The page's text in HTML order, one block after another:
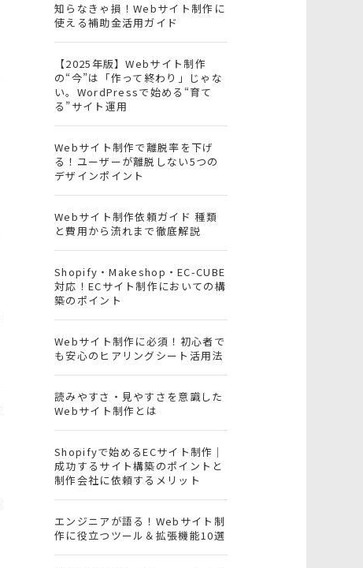
知らなきゃ損！Webサイト制作に
使える補助金活用ガイド
【2025年版】Webサイト制作
の“今”は「作って終わり」じゃな
い。WordPressで始める“育て
る”サイト運用
Webサイト制作で離脱率を下げ
る！ユーザーが離脱しない5つの
デザインポイント
Webサイト制作依頼ガイド 種類
と費用から流れまで徹底解説
Shopify・Makeshop・EC-CUBE
対応！ECサイト制作においての構
築のポイント
Webサイト制作に必須！初心者で
も安心のヒアリングシート活用法
読みやすさ・見やすさを意識した
Webサイト制作とは
Shopifyで始めるECサイト制作｜
成功するサイト構築のポイントと
制作会社に依頼するメリット
エンジニアが語る！Webサイト制
作に役立つツール＆拡張機能10選